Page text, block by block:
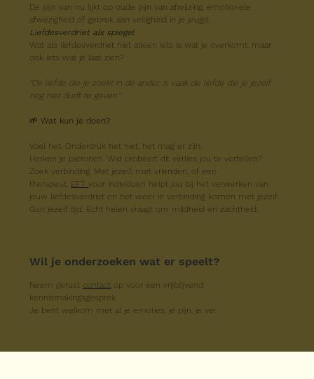
De pijn van nu lijkt op oude pijn van afwijzing, emotionele
afwezigheid of gebrek aan veiligheid in je jeugd.
Liefdesverdriet als spiegel
Wat als liefdesverdriet niet alleen iets is wat je overkomt, maar
ook iets wat je laat zien?
"De liefde die je zoekt in de ander, is vaak de liefde die je jezelf
nog niet durft te geven."
🌱 Wat kun je doen?
Voel het. Onderdruk het niet, het mag er zijn.
Herken je patronen. Wat probeert dit verlies jou te vertellen?
Zoek verbinding. Met jezelf, met vrienden, of een
therapeut. EFT voor individuen helpt jou bij het verwerken van
jouw liefdesverdriet en het weer in verbinding komen met jezelf.
Gun jezelf tijd. Echt helen vraagt om mildheid en zachtheid.
Wil je onderzoeken wat er speelt?
Neem gerust contact op voor een vrijblijvend
kennismakingsgesprek.
Je bent welkom met al je emoties, je pijn, je ver